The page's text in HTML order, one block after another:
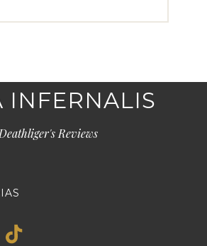
INFERNALIS
Deathliger's Reviews
TikTok